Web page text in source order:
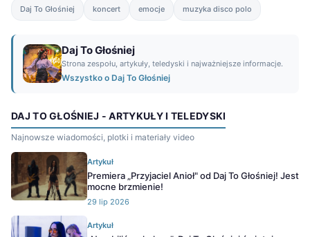
Daj To Głośniej koncert emocje muzyka disco polo
Daj To Głośniej
Strona zespołu, artykuły, teledyski i najważniejsze informacje.
Wszystko o Daj To Głośniej
DAJ TO GŁOŚNIEJ - ARTYKUŁY I TELEDYSKI
Najnowsze wiadomości, plotki i materiały video
Artykuł
Premiera „Przyjaciel Anioł" od Daj To Głośniej! Jest
mocne brzmienie!
29 lip 2026
Artykuł